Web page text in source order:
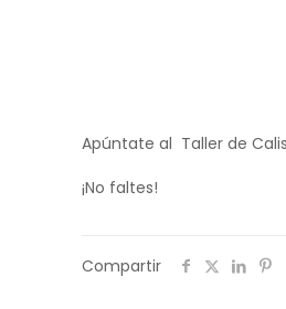
Apúntate al Taller de
¡No faltes!
Compartir